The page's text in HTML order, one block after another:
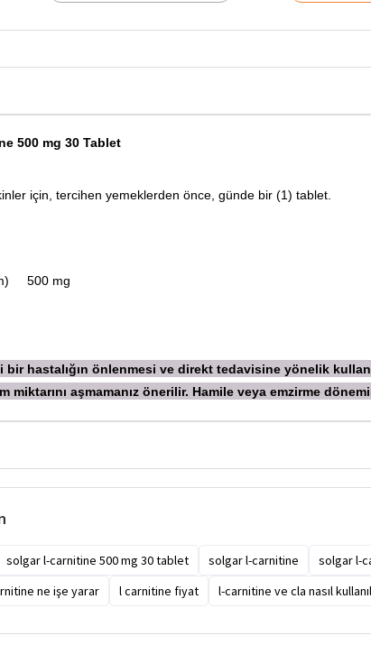
500 mg 30 Tablet
için, tercihen yemeklerden önce, günde bir (1) tablet.
500 mg
hastalığın önlenmesi ve direkt tedavisine yönelik
miktarını aşmamanız önerilir. Hamile veya emzirme
solgar l-carnitine 500 mg 30 tablet solgar l-carnitine solgar l-
ne işe yarar l carnitine fiyat l-carnitine ve cla nasıl